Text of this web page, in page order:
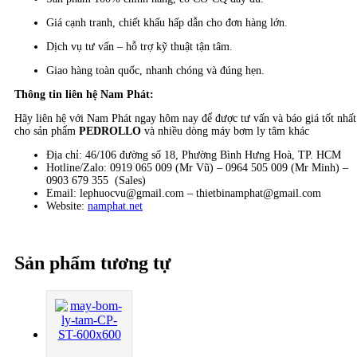
Giá cạnh tranh, chiết khấu hấp dẫn cho đơn hàng lớn.
Dịch vụ tư vấn – hỗ trợ kỹ thuật tận tâm.
Giao hàng toàn quốc, nhanh chóng và đúng hẹn.
Thông tin liên hệ Nam Phát:
Hãy liên hệ với Nam Phát ngay hôm nay để được tư vấn và báo giá tốt nhất
cho sản phẩm PEDROLLO và nhiều dòng máy bơm ly tâm khác
Địa chỉ: 46/106 đường số 18, Phường Bình Hưng Hoà, TP. HCM
Hotline/Zalo: 0919 065 009 (Mr Vũ) – 0964 505 009 (Mr Minh) –
0903 679 355 (Sales)
Email: lephuocvu@gmail.com – thietbinamphat@gmail.com
Website: namphat.net
Sản phẩm tương tự